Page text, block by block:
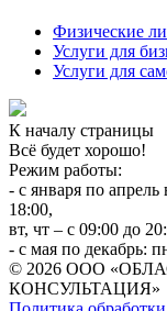
Физические
Услуги для
Услуги для
К началу страницы
Всё будет хорошо!
Режим работы:
- с января по
18:00,
вт, чт – с 09:00 до
- с мая по декабрь:
© 2026 ООО
КОНСУЛЬТАЦИЯ»